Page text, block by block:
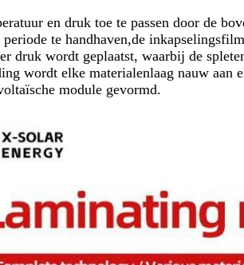
en druk toe te passen door de
periode te handhaven,de
druk wordt geplaatst, waarbij de
wordt elke materialenlaag nauw aan
module gevormd.